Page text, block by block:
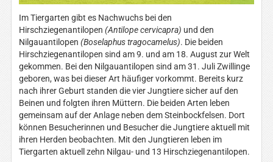
Im Tiergarten gibt es Nachwuchs bei den
Hirschziegenantilopen (Antilope cervicapra) und den
Nilgauantilopen (Boselaphus tragocamelus). Die beiden
Hirschziegenantilopen sind am 9. und am 18. August zur Welt
gekommen. Bei den Nilgauantilopen sind am 31. Juli Zwillinge
geboren, was bei dieser Art häufiger vorkommt. Bereits kurz
nach ihrer Geburt standen die vier Jungtiere sicher auf den
Beinen und folgten ihren Müttern. Die beiden Arten leben
gemeinsam auf der Anlage neben dem Steinbockfelsen. Dort
können Besucherinnen und Besucher die Jungtiere aktuell mit
ihren Herden beobachten. Mit den Jungtieren leben im
Tiergarten aktuell zehn Nilgau- und 13 Hirschziegenantilopen.